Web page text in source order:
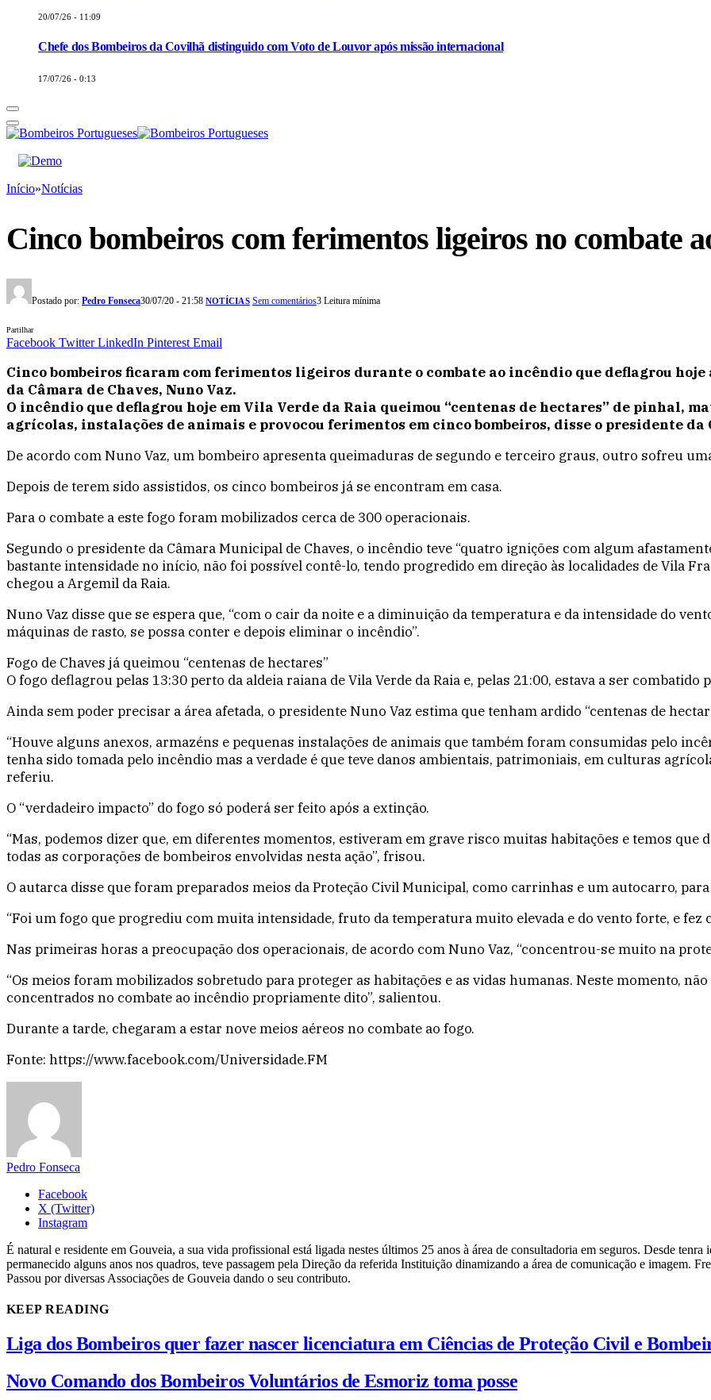
20/07/26 - 11:09
Chefe dos Bombeiros da Covilhã distinguido com Voto de Louvor após missão internacional
17/07/26 - 0:13
Início»Notícias
Cinco bombeiros com ferimentos ligeiros no combate
Postado por: Pedro Fonseca30/07/20 - 21:58 NOTÍCIAS Sem comentários3 Leitura mínima
Partilhar
Facebook Twitter LinkedIn Pinterest Email
Cinco bombeiros ficaram com ferimentos ligeiros durante o combate ao incêndio que deflagrou
da Câmara de Chaves, Nuno Vaz.
O incêndio que deflagrou hoje em Vila Verde da Raia queimou “centenas de hectares” de pinhal,
agrícolas, instalações de animais e provocou ferimentos em cinco bombeiros, disse o presidente da
De acordo com Nuno Vaz, um bombeiro apresenta queimaduras de segundo e terceiro graus, outro sofreu
Depois de terem sido assistidos, os cinco bombeiros já se encontram em casa.
Para o combate a este fogo foram mobilizados cerca de 300 operacionais.
Segundo o presidente da Câmara Municipal de Chaves, o incêndio teve “quatro ignições com algum
bastante intensidade no início, não foi possível contê-lo, tendo progredido em direção às localidades de Vila
chegou a Argemil da Raia.
Nuno Vaz disse que se espera que, “com o cair da noite e a diminuição da temperatura e da intensidade do
máquinas de rasto, se possa conter e depois eliminar o incêndio”.
Fogo de Chaves já queimou “centenas de hectares”
O fogo deflagrou pelas 13:30 perto da aldeia raiana de Vila Verde da Raia e, pelas 21:00, estava a ser
Ainda sem poder precisar a área afetada, o presidente Nuno Vaz estima que tenham ardido “centenas de
“Houve alguns anexos, armazéns e pequenas instalações de animais que também foram consumidas pelo
tenha sido tomada pelo incêndio mas a verdade é que teve danos ambientais, patrimoniais, em culturas
referiu.
O “verdadeiro impacto” do fogo só poderá ser feito após a extinção.
“Mas, podemos dizer que, em diferentes momentos, estiveram em grave risco muitas habitações e temos que
todas as corporações de bombeiros envolvidas nesta ação”, frisou.
O autarca disse que foram preparados meios da Proteção Civil Municipal, como carrinhas e um autocarro, para
“Foi um fogo que progrediu com muita intensidade, fruto da temperatura muito elevada e do vento forte, e fez
Nas primeiras horas a preocupação dos operacionais, de acordo com Nuno Vaz, “concentrou-se muito na
“Os meios foram mobilizados sobretudo para proteger as habitações e as vidas humanas. Neste momento,
concentrados no combate ao incêndio propriamente dito”, salientou.
Durante a tarde, chegaram a estar nove meios aéreos no combate ao fogo.
Fonte: https://www.facebook.com/Universidade.FM
Pedro Fonseca
Facebook
X (Twitter)
Instagram
É natural e residente em Gouveia, a sua vida profissional está ligada nestes últimos 25 anos à área de consultadoria em seguros. Desde
permanecido alguns anos nos quadros, teve passagem pela Direção da referida Instituição dinamizando a área de comunicação e imagem.
Passou por diversas Associações de Gouveia dando o seu contributo.
KEEP READING
Liga dos Bombeiros quer fazer nascer licenciatura em Ciências de Proteção Civil e
Novo Comando dos Bombeiros Voluntários de Esmoriz toma posse